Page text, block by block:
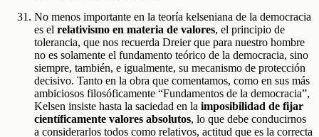
No menos importante en la teoría kelseniana de la democracia
es el relativismo en materia de valores, el principio de
tolerancia, que nos recuerda Dreier que para nuestro hombre
no es solamente el fundamento teórico de la democracia, sino
siempre, también, e igualmente, su mecanismo de protección
decisivo. Tanto en la obra que comentamos, como en sus más
ambiciosos filosóficamente “Fundamentos de la democracia”,
Kelsen insiste hasta la saciedad en la imposibilidad de fijar
científicamente valores absolutos, lo que debe conducirnos
a considerarlos todos como relativos, actitud que es la correcta